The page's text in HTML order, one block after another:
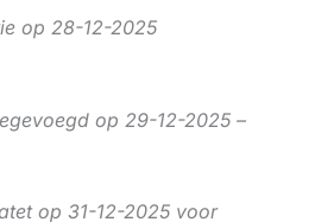
op 28-12-2025
op 29-12-2025 –
op 31-12-2025 voor